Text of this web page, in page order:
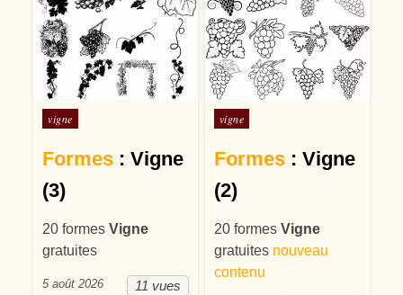
Posté dans
vigne
Formes : Vigne
(3)
20 formesVigne
gratuites
11 vues
5 août 2026
Posté dans
vigne
Formes: Vigne
(2)
20 formes Vigne
gratuites nouveau
contenu